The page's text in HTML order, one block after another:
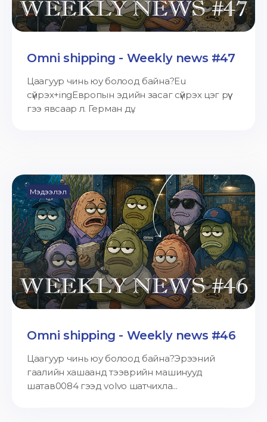
Omni shipping - Weekly news #47
Цаагуур чинь юу болоод байна?Eu
сүйрэх+ingЕвропын эдийн засаг сүйрэх цэг рүү
гээ явсаар л. Герман дү...
Мэдээлэл
Omni shipping - Weekly news #46
Цаагуур чинь юу болоод байна?Эрээний
гаалийн хашаанд тээврийн машинууд
шатав0084 гээд volvo шатчихла...